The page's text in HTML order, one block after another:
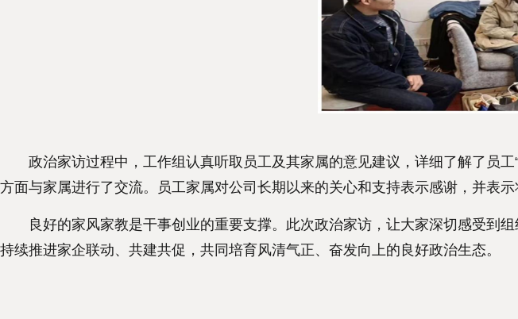
政治家访过程中，工作组认真听取员工及其家属的意见建议，详细了解了员工
方面与家属进行了交流。员工家属对公司长期以来的关心和支持表示感谢，并表
良好的家风家教是干事创业的重要支撑。此次政治家访，让大家深切感受到
持续推进家企联动、共建共促，共同培育风清气正、奋发向上的良好政治生态。